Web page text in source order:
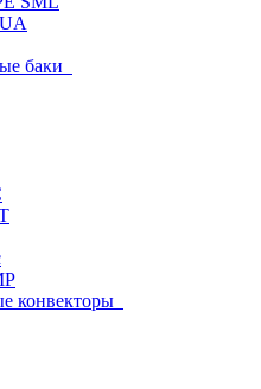
баки
конвекторы